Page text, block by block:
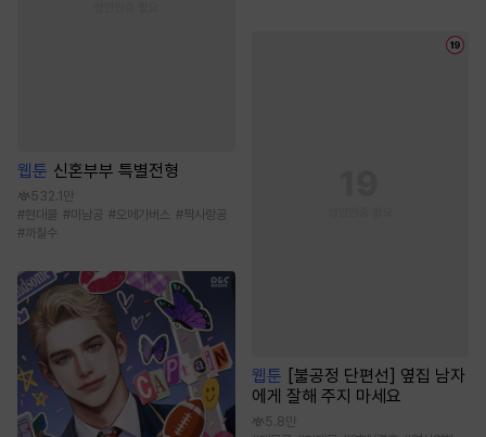
웹툰 신혼부부 특별전형
532.1만
#현대물 #미남공 #오메가버스 #짝사랑공
#까칠수
웹툰
[불공정 단편선] 옆집 남자
에게 잘해 주지 마세요
5.8만